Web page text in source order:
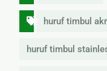
huruf timbul
huruf timbul